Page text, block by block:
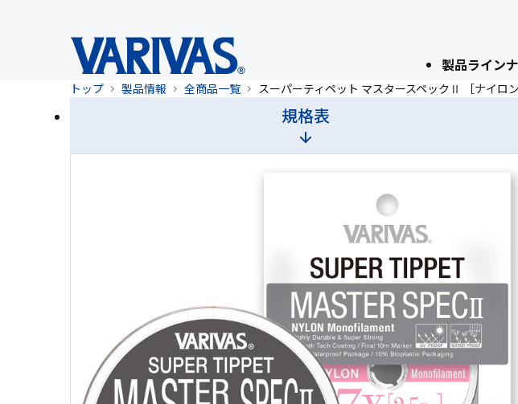
製品ライン
トップ 製品情報 全商品一覧 スーパーティペット マスタースペックⅡ ［ナイロン
規格表